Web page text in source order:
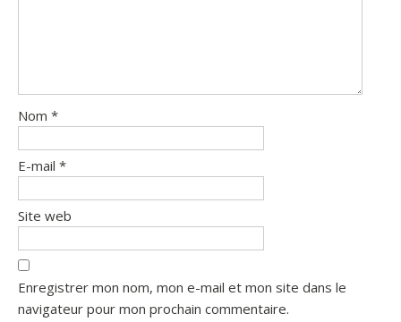
Nom *
E-mail *
Site web
Enregistrer mon nom, mon e-mail et mon site dans le
navigateur pour mon prochain commentaire.